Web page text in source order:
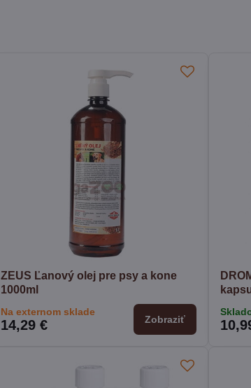
ZEUS Ľanový olej pre psy a kone
1000ml
Na externom sklade
14,29 € Zobraziť